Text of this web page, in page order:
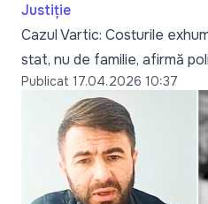
Justiție
Cazul Vartic: Costurile
stat, nu de familie, afirmă
Publicat 17.04.2026 10:37